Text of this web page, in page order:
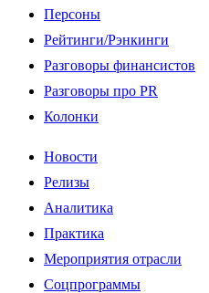
Персоны
Рейтинги/Рэнкинги
Разговоры финансистов
Разговоры про PR
Колонки
Новости
Релизы
Аналитика
Практика
Мероприятия отрасли
Соцпрограммы